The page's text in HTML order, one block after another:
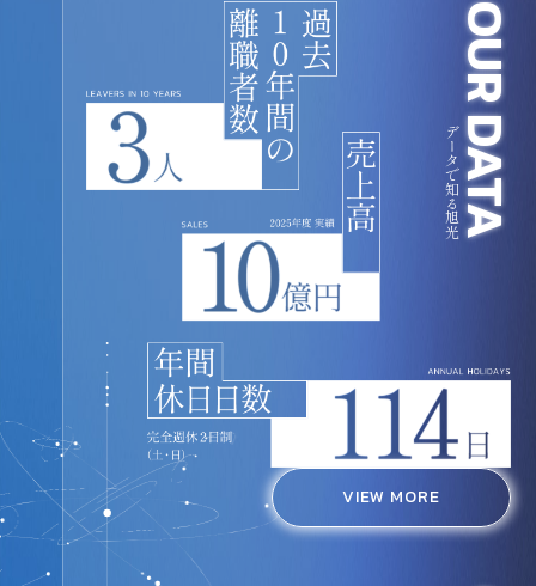
OUR DATA
データで知る旭光
VIEW MORE